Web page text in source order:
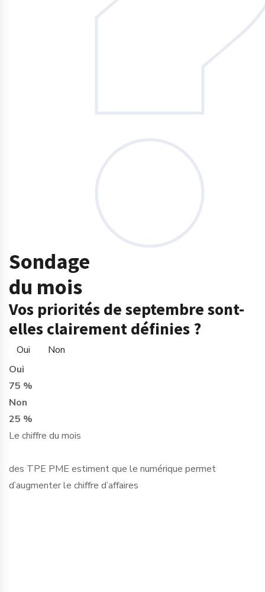
Sondage
du mois
Vos priorités de septembre sont-
elles clairement définies ?
Oui
Non
Oui
75 %
Non
25 %
Le chiffre du mois
des TPE PME estiment que le numérique permet
d’augmenter le chiffre d’affaires